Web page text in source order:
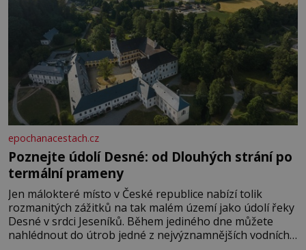
epochanacestach.cz
Poznejte údolí Desné: od Dlouhých strání po
termální prameny
Jen málokteré místo v České republice nabízí tolik
rozmanitých zážitků na tak malém území jako údolí řeky
Desné v srdci Jeseníků. Během jediného dne můžete
nahlédnout do útrob jedné z nejvýznamnějších vodních